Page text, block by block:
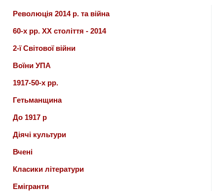
Революція 2014 р. та війна
60-х рр. ХХ століття - 2014
2-ї Світової війни
Воїни УПА
1917-50-х рр.
Гетьманщина
До 1917 р
Діячі культури
Вчені
Класики літератури
Емігранти